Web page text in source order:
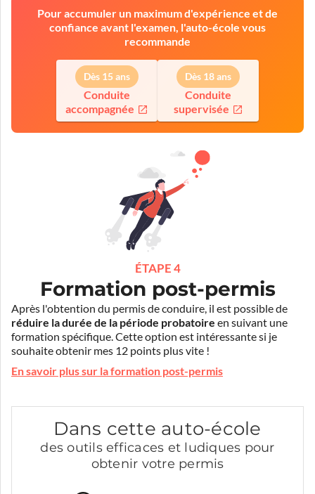
Pour accumuler un maximum d'expérience et de
confiance avant l'examen, l'auto-école vous
recommande
Dès 15 ans
Conduite
accompagnée
Dès 18 ans
Conduite
supervisée
ÉTAPE 4
Formation post-permis
Après l'obtention du permis de conduire, il est possible de
réduire la durée de la période probatoire en suivant une
formation spécifique. Cette option est intéressante si je
souhaite obtenir mes 12 points plus vite !
En savoir plus sur la formation post-permis
Dans cette auto-école
des outils efficaces et ludiques pour
obtenir votre permis